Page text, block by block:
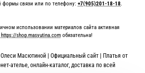
связи или по телефону: +7(905)201-18-18.
использовании материалов сайта активная
https://shop.masyutina.comобязательна!
Масютиной | Официальный сайт | Платья от
ателье, онлайн-каталог, доставка по всей